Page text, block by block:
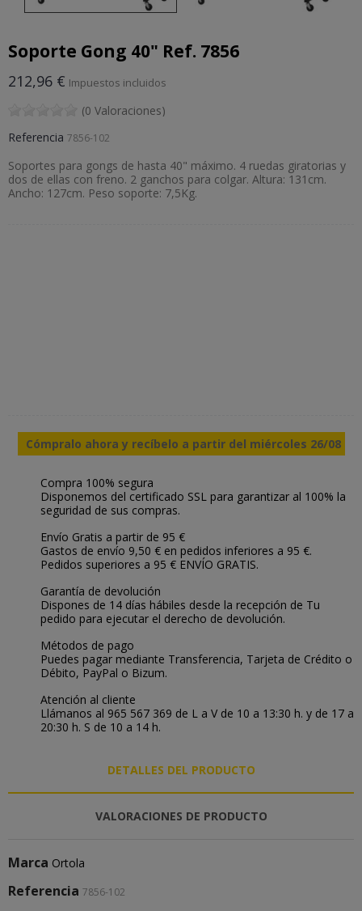
Soporte Gong 40" Ref. 7856
212,96 € Impuestos incluidos
(0 Valoraciones)
Referencia 7856-102
Soportes para gongs de hasta 40" máximo. 4 ruedas giratorias y
dos de ellas con freno. 2 ganchos para colgar. Altura: 131cm.
Ancho: 127cm. Peso soporte: 7,5Kg.
Cómpralo ahora y recíbelo a partir del miércoles 26/08
Compra 100% segura
Disponemos del certificado SSL para garantizar al 100% la
seguridad de sus compras.
Envío Gratis a partir de 95 €
Gastos de envío 9,50 € en pedidos inferiores a 95 €.
Pedidos superiores a 95 € ENVÍO GRATIS.
Garantía de devolución
Dispones de 14 días hábiles desde la recepción de Tu
pedido para ejecutar el derecho de devolución.
Métodos de pago
Puedes pagar mediante Transferencia, Tarjeta de Crédito o
Débito, PayPal o Bizum.
Atención al cliente
Llámanos al 965 567 369 de L a V de 10 a 13:30 h. y de 17 a
20:30 h. S de 10 a 14 h.
DETALLES DEL PRODUCTO
VALORACIONES DE PRODUCTO
Marca Ortola
Referencia 7856-102